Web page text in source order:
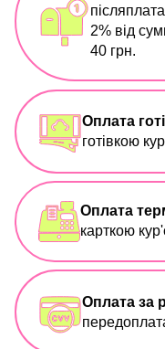
2% від
40 грн.
Оплата
готівкою
Оплата
карткою
Оплата за